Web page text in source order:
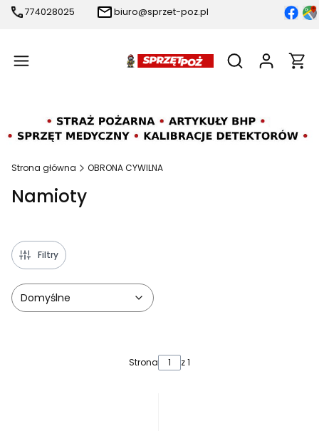
774028025 biuro@sprzet-poz.pl
Otwórz
Strona główna OBRONA CYWILNA
Namioty
Filtry
Domyślne
Strona z 1